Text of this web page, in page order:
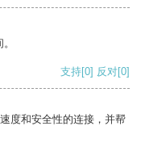
支持[0] 反对[0]
度和安全性的连接，并帮